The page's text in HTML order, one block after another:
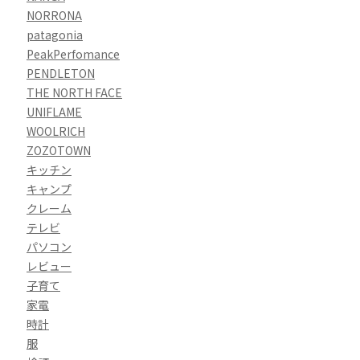
NORRONA
patagonia
PeakPerfomance
PENDLETON
THE NORTH FACE
UNIFLAME
WOOLRICH
ZOZOTOWN
キッチン
キャンプ
クレーム
テレビ
パソコン
レビュー
子育て
家電
時計
服